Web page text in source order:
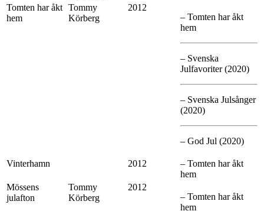
Tomten har åkt
hem
Tommy
Körberg
2012
– Tomten har åkt
hem
– Svenska
Julfavoriter (2020)
– Svenska Julsånger
(2020)
– God Jul (2020)
Vinterhamn 2012
– Tomten har åkt
hem
Mössens
julafton
Tommy
Körberg
2012
– Tomten har åkt
hem